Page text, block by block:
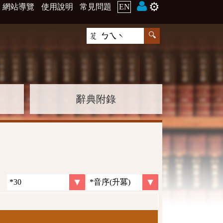
網站導覽 使用說明 常見問題 EN ⚙️
辭典附錄